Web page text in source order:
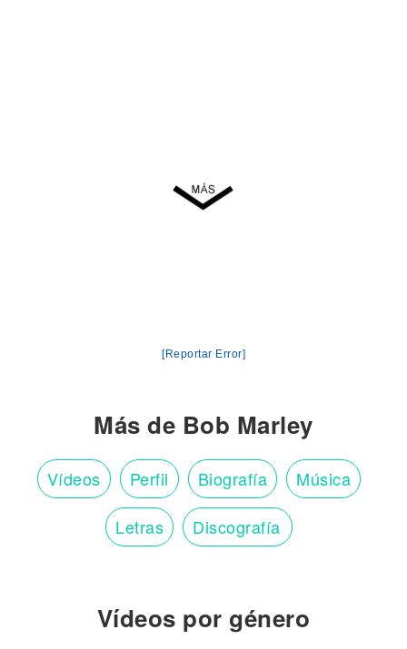
[Reportar Error]
Más de Bob Marley
Vídeos Perfil Biografía Música
Letras Discografía
Vídeos por género